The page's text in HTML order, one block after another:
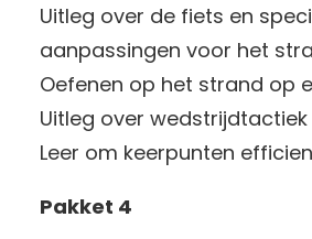
Uitleg over de fiets en
aanpassingen voor het
Oefenen op het strand op
Uitleg over wedstrijdtactiek
Leer om keerpunten
Pakket 4